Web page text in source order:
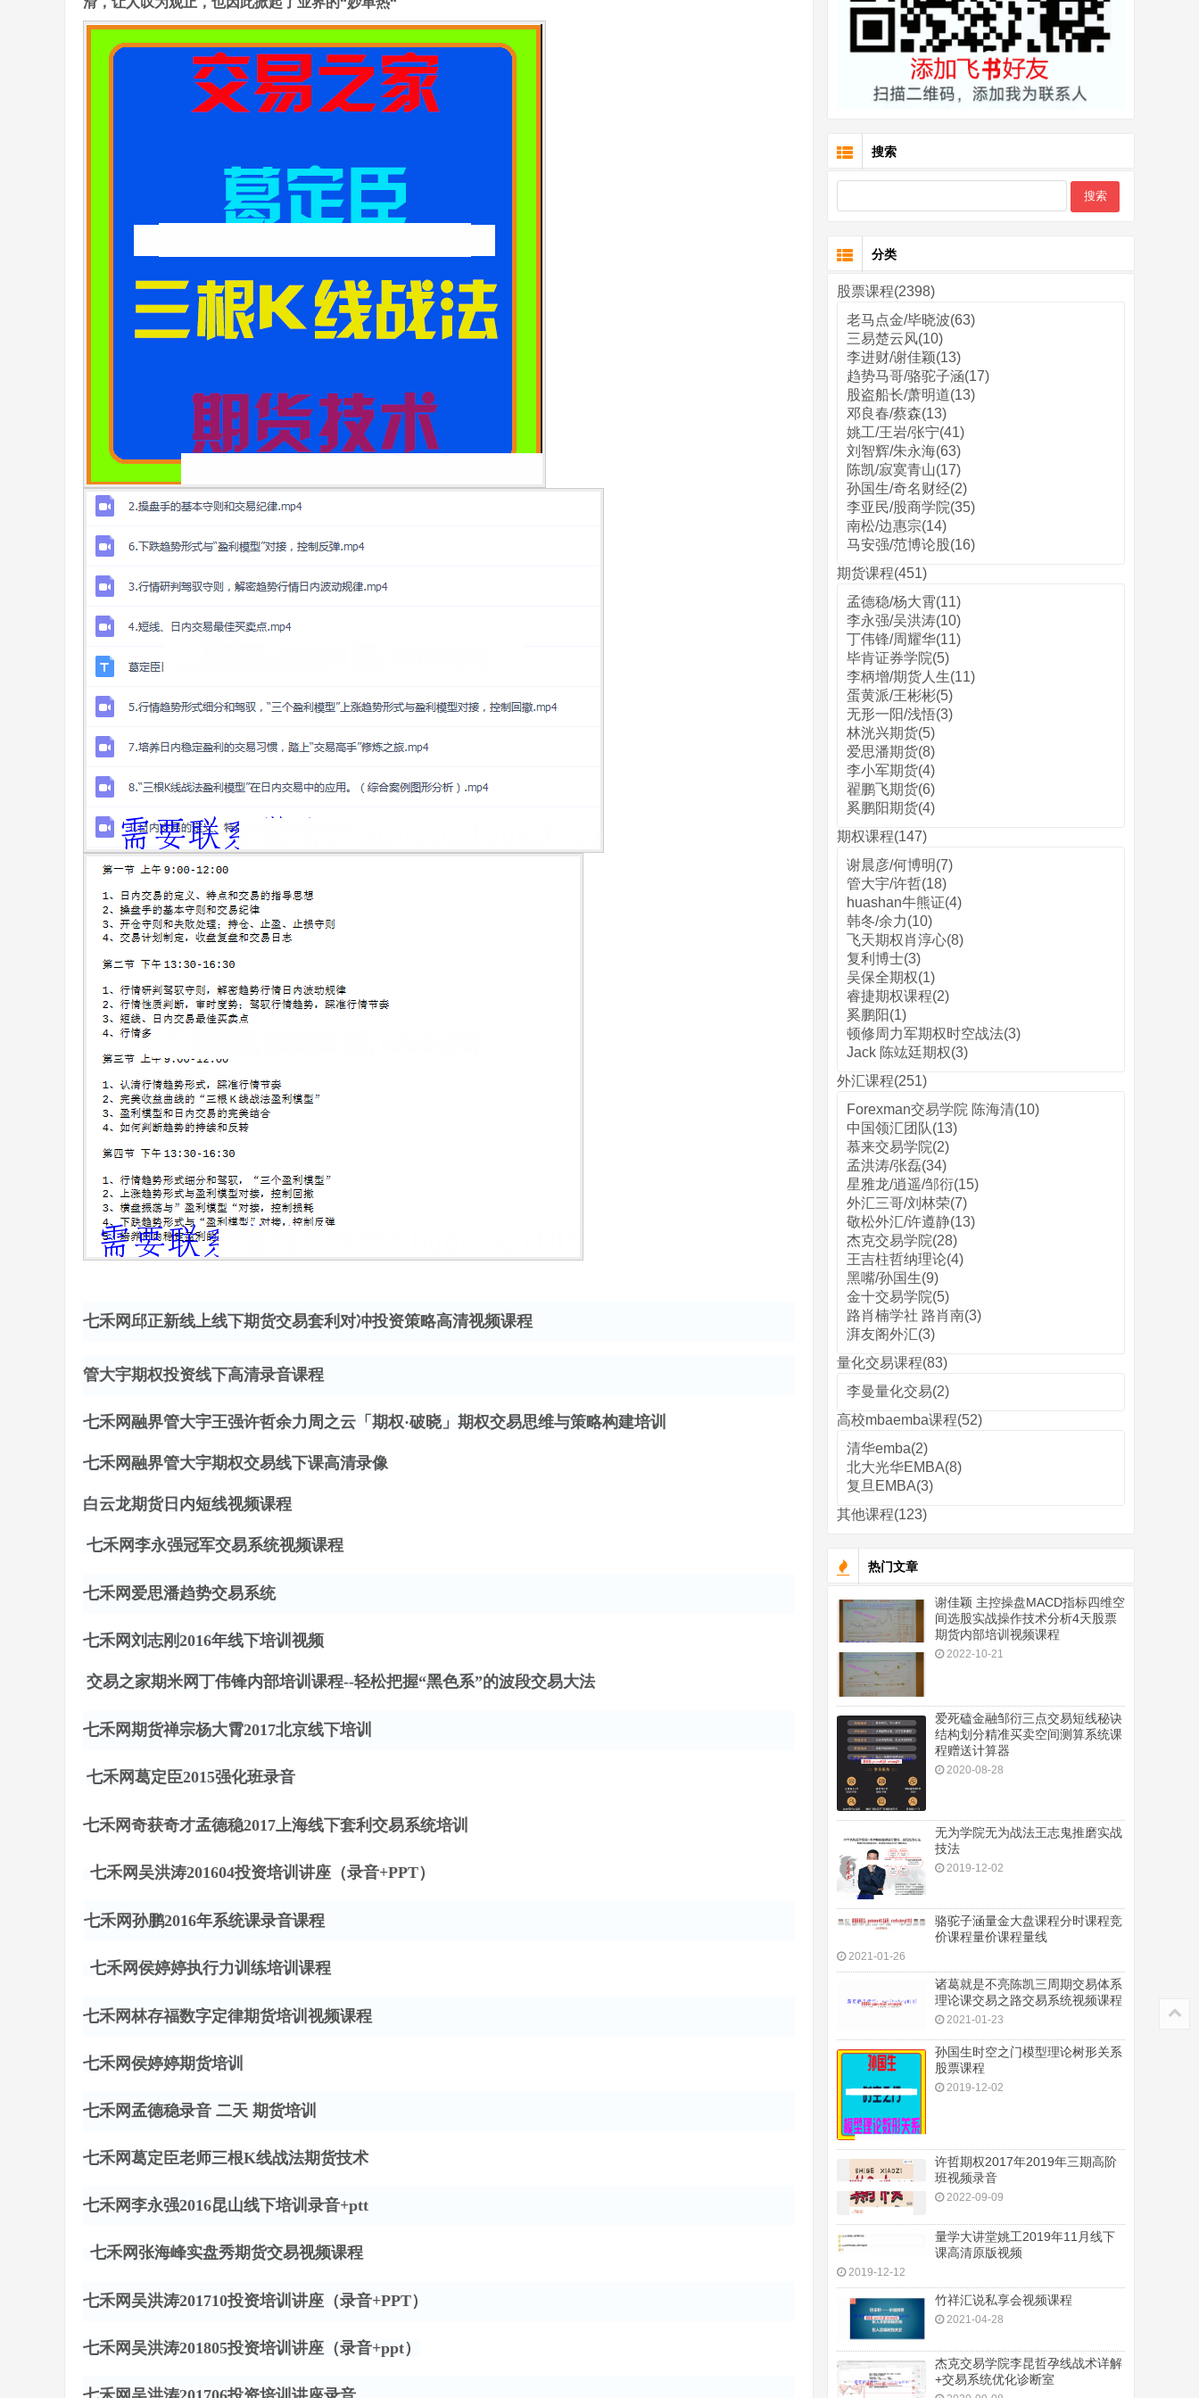
七禾网邱正新线上线下期货交易套利对冲投资策略高清视频课程
管大宇期权投资线下高清录音课程
七禾网融界管大宇王强许哲余力周之云「期权·破晓」期权交易思维与策略构建培训
七禾网融界管大宇期权交易线下课高清录像
白云龙期货日内短线视频课程
七禾网李永强冠军交易系统视频课程
七禾网爱思潘趋势交易系统
七禾网刘志刚2016年线下培训视频
交易之家期米网丁伟锋内部培训课程--轻松把握“黑色系”的波段交易大法
七禾网期货禅宗杨大霄2017北京线下培训
七禾网葛定臣2015强化班录音
七禾网奇获奇才孟德稳2017上海线下套利交易系统培训
七禾网吴洪涛201604投资培训讲座（录音+PPT）
七禾网孙鹏2016年系统课录音课程
七禾网侯婷婷执行力训练培训课程
七禾网林存福数字定律期货培训视频课程
七禾网侯婷婷期货培训
七禾网孟德稳录音 二天 期货培训
七禾网葛定臣老师三根K线战法期货技术
七禾网李永强2016昆山线下培训录音+ptt
七禾网张海峰实盘秀期货交易视频课程
七禾网吴洪涛201710投资培训讲座（录音+PPT）
七禾网吴洪涛201805投资培训讲座（录音+ppt）
搜索
分类
股票课程(2398)
老马点金/毕晓波(63)
三易楚云风(10)
李进财/谢佳颖(13)
趋势马哥/骆驼子涵(17)
股盗船长/萧明道(13)
邓良春/蔡森(13)
姚工/王岩/张宁(41)
刘智辉/朱永海(63)
陈凯/寂寞青山(17)
孙国生/奇名财经(2)
李亚民/股商学院(35)
南松/边惠宗(14)
马安强/范博论股(16)
期货课程(451)
孟德稳/杨大霄(11)
李永强/吴洪涛(10)
丁伟锋/周耀华(11)
毕肯证券学院(5)
李柄增/期货人生(11)
蛋黄派/王彬彬(5)
无形一阳/浅悟(3)
林洸兴期货(5)
爱思潘期货(8)
李小军期货(4)
翟鹏飞期货(6)
奚鹏阳期货(4)
期权课程(147)
谢晨彦/何博明(7)
管大宇/许哲(18)
huashan牛熊证(4)
韩冬/余力(10)
飞天期权肖淳心(8)
复利博士(3)
吴保全期权(1)
睿捷期权课程(2)
奚鹏阳(1)
顿修周力军期权时空战法(3)
Jack 陈竑廷期权(3)
外汇课程(251)
Forexman交易学院 陈海清(10)
中国领汇团队(13)
慕来交易学院(2)
孟洪涛/张磊(34)
星雅龙/逍遥/邹衍(15)
外汇三哥/刘林荣(7)
敬松外汇/许遵静(13)
杰克交易学院(28)
王吉柱哲纳理论(4)
黑嘴/孙国生(9)
金十交易学院(5)
路肖楠学社 路肖南(3)
湃友阁外汇(3)
量化交易课程(83)
李曼量化交易(2)
高校mbaemba课程(52)
清华emba(2)
北大光华EMBA(8)
复旦EMBA(3)
其他课程(123)
热门文章
谢佳颖 主控操盘MACD指标四维空
间选股实战操作技术分析4天股票
期货内部培训视频课程
2022-10-21
爱死磕金融邹衍三点交易短线秘诀
结构划分精准买卖空间测算系统课
程赠送计算器
2020-08-28
无为学院无为战法王志鬼推磨实战
技法
2019-12-02
骆驼子涵量金大盘课程分时课程竞
价课程量价课程量线
2021-01-26
诸葛就是不亮陈凯三周期交易体系
理论课交易之路交易系统视频课程
2021-01-23
孙国生时空之门模型理论树形关系
股票课程
2019-12-02
许哲期权2017年2019年三期高阶
班视频录音
2022-09-09
量学大讲堂姚工2019年11月线下
课高清原版视频
2019-12-12
竹祥汇说私享会视频课程
2021-04-28
杰克交易学院李昆哲孕线战术详解
+交易系统优化诊断室